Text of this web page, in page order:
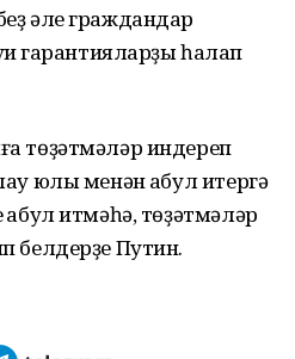
әле граждандар
гарантияларҙы һаҡлап
төҙәтмәләр индереп
юлы менән ҡабул итергә
итмәһә, төҙәтмәләр
белдерҙе Путин.